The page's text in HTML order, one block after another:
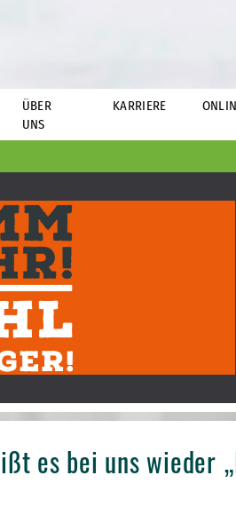
ÜBER
UNS
KARRIERE
es bei uns wieder